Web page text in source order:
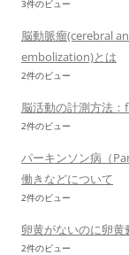
3件のビュー
脳動脈瘤(cerebral
embolization)とは
2件のビュー
脳活動の計測方法：
2件のビュー
パーキンソン病（
働きなどについて
2件のビュー
卵黄がないのに卵黄
2件のビュー